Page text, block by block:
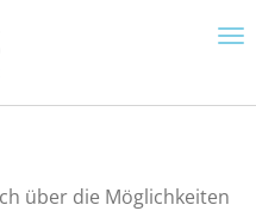
über die Möglichkeiten